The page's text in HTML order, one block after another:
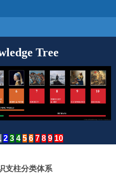
Tree
2 3 4 5 6 7 8 9 10
支柱分类体系